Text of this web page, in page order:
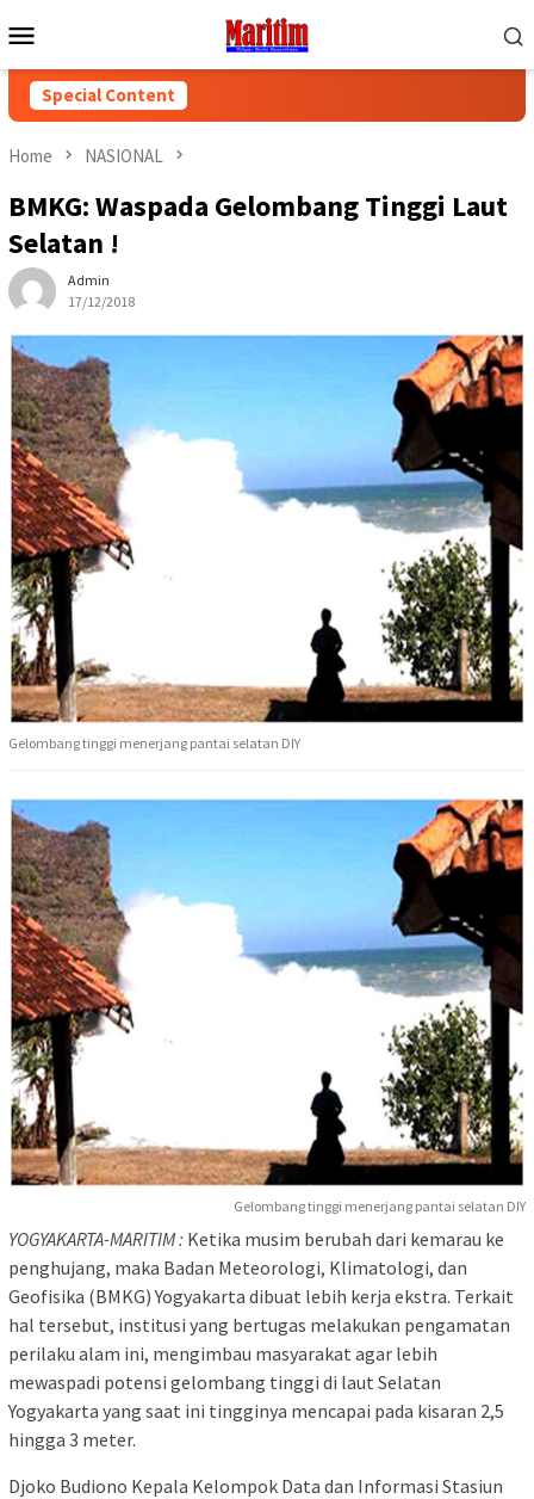
to
Menu
Special Content
Home NASIONAL
BMKG: Waspada Gelombang Tinggi Laut
Selatan !
Admin
17/12/2018
Gelombang tinggi menerjang pantai selatan DIY
Gelombang tinggi menerjang pantai selatan DIY
YOGYAKARTA-MARITIM : Ketika musim berubah dari kemarau ke
penghujang, maka Badan Meteorologi, Klimatologi, dan
Geofisika (BMKG) Yogyakarta dibuat lebih kerja ekstra. Terkait
hal tersebut, institusi yang bertugas melakukan pengamatan
perilaku alam ini, mengimbau masyarakat agar lebih
mewaspadi potensi gelombang tinggi di laut Selatan
Yogyakarta yang saat ini tingginya mencapai pada kisaran 2,5
hingga 3 meter.
Djoko Budiono Kepala Kelompok Data dan Informasi Stasiun